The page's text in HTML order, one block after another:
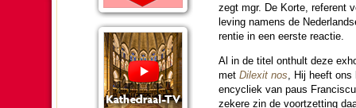
zegt mgr. De Korte, referent
le­ving namens de
ren­tie in een eerste reactie.
Al in de titel onthult deze
met Dilexit nos , Hij heeft
en­cy­cliek van paus
zekere zin de voort­zet­ting